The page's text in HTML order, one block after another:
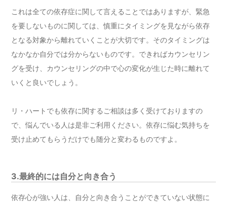
これは全ての依存症に関して言えることではありますが、緊急
を要しないものに関しては、慎重にタイミングを見ながら依存
となる対象から離れていくことが大切です。そのタイミングは
なかなか自分では分からないものです。できればカウンセリン
グを受け、カウンセリングの中で心の変化が生じた時に離れて
いくと良いでしょう。
リ・ハートでも依存に関するご相談は多く受けておりますの
で、悩んでいる人は是非ご利用ください。依存に悩む気持ちを
受け止めてもらうだけでも随分と変わるものですよ。
3.最終的には自分と向き合う
依存心が強い人は、自分と向き合うことができていない状態に